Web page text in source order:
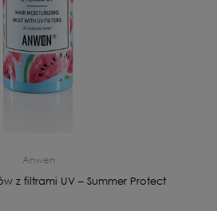
Anwen
z filtrami UV – Summer Protect